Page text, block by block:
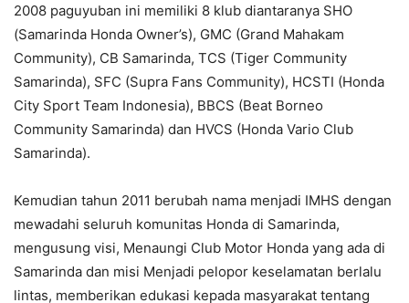
2008 paguyuban ini memiliki 8 klub diantaranya SHO
(Samarinda Honda Owner’s), GMC (Grand Mahakam
Community), CB Samarinda, TCS (Tiger Community
Samarinda), SFC (Supra Fans Community), HCSTI (Honda
City Sport Team Indonesia), BBCS (Beat Borneo
Community Samarinda) dan HVCS (Honda Vario Club
Samarinda).
Kemudian tahun 2011 berubah nama menjadi IMHS dengan
mewadahi seluruh komunitas Honda di Samarinda,
mengusung visi, Menaungi Club Motor Honda yang ada di
Samarinda dan misi Menjadi pelopor keselamatan berlalu
lintas, memberikan edukasi kepada masyarakat tentang